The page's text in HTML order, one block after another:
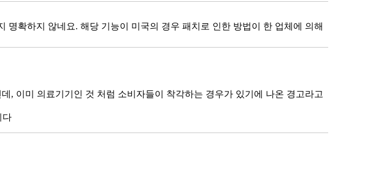
확하지 않네요. 해당 기능이 미국의 경우 패치로 인한 방법이 한 업체에 의해
, 이미 의료기기인 것 처럼 소비자들이 착각하는 경우가 있기에 나온 경고라고
다